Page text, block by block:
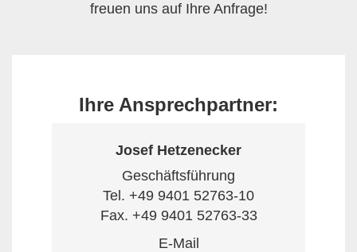
freuen uns auf Ihre Anfrage!
Ihre Ansprechpartner:
Josef Hetzenecker
Geschäftsführung
Tel. +49 9401 52763-10
Fax. +49 9401 52763-33
E-Mail